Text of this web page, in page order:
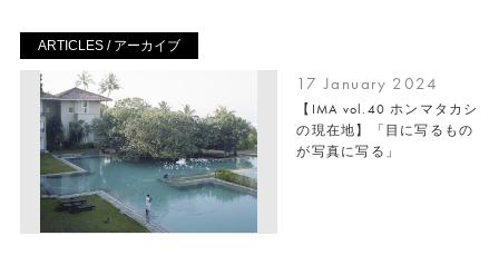
ARTICLES / アーカイブ
17 January 2024
【IMA vol.40 ホンマタカシ
の現在地】「目に写るもの
が写真に写る」